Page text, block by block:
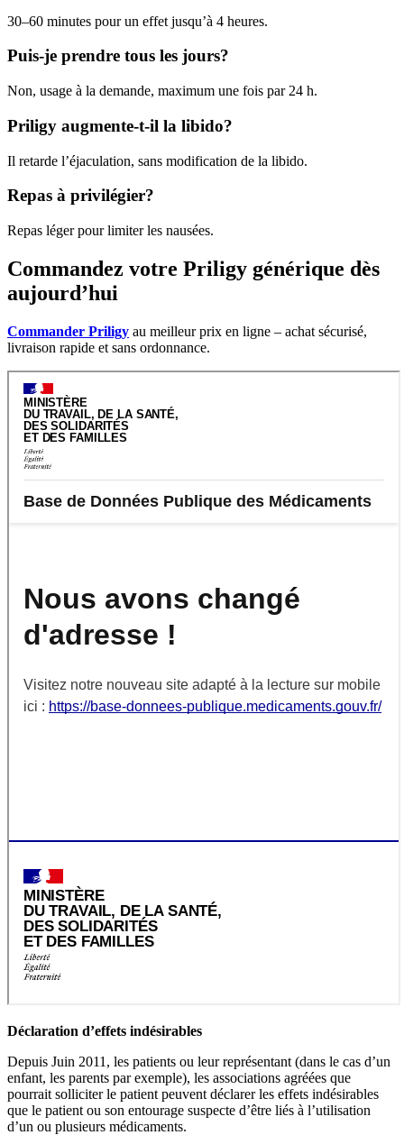
30–60 minutes pour un effet jusqu’à 4 heures.
Puis-je prendre tous les jours?
Non, usage à la demande, maximum une fois par 24 h.
Priligy augmente-t-il la libido?
Il retarde l’éjaculation, sans modification de la libido.
Repas à privilégier?
Repas léger pour limiter les nausées.
Commandez votre Priligy générique dès
aujourd’hui
Commander Priligy au meilleur prix en ligne – achat sécurisé,
livraison rapide et sans ordonnance.
Déclaration d’effets indésirables
Depuis Juin 2011, les patients ou leur représentant (dans le cas d’un
enfant, les parents par exemple), les associations agréées que
pourrait solliciter le patient peuvent déclarer les effets indésirables
que le patient ou son entourage suspecte d’être liés à l’utilisation
d’un ou plusieurs médicaments.